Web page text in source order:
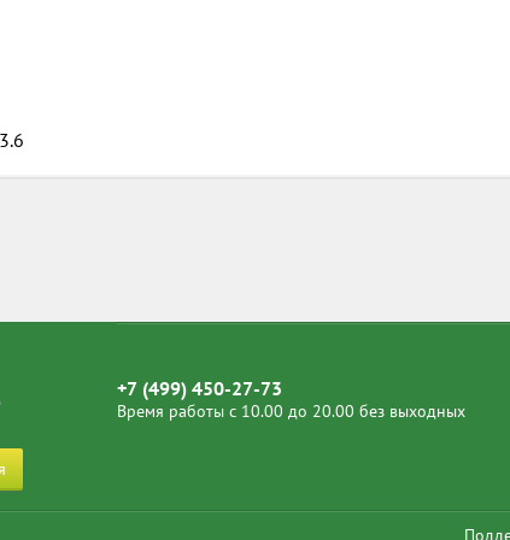
+7 (499) 450-27-73
Время работы с 10.00 до 20.00 без выходных